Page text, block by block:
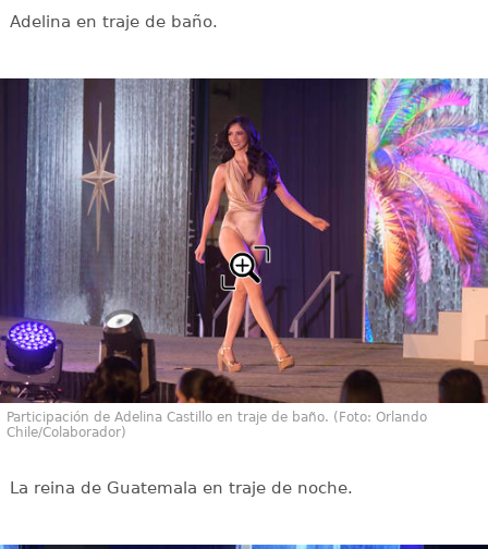
Adelina en traje de baño.
Participación de Adelina Castillo en traje de baño. (Foto: Orlando
Chile/Colaborador)
La reina de Guatemala en traje de noche.